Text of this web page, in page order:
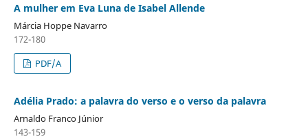
A mulher em Eva Luna de Isabel Allende
Márcia Hoppe Navarro
172-180
PDF/A
Adélia Prado: a palavra do verso e o verso da palavra
Arnaldo Franco Júnior
143-159